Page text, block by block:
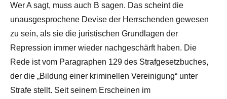
Wer A sagt, muss auch B sagen. Das scheint die
unausgesprochene Devise der Herrschenden gewesen
zu sein, als sie die juristischen Grundlagen der
Repression immer wieder nachgeschärft haben. Die
Rede ist vom Paragraphen 129 des Strafgesetzbuches,
der die „Bildung einer kriminellen Vereinigung“ unter
Strafe stellt. Seit seinem Erscheinen im